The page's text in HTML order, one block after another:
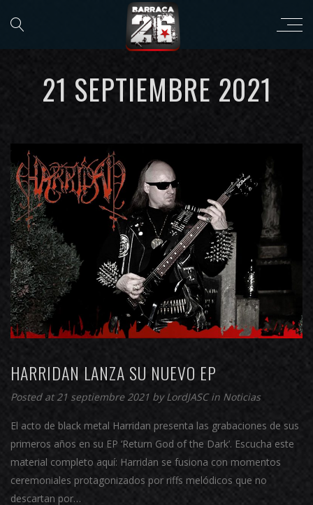
21 SEPTIEMBRE 2021
HARRIDAN LANZA SU NUEVO EP
Posted at 21 septiembre 2021 byLordJASCin Noticias
El acto de black metal Harridan presenta las grabaciones de sus
primeros años en su EP ‘Return God of the Dark’. Escucha este
material completo aquí: Harridan se fusiona con momentos
ceremoniales protagonizados por riffs melódicos que no
descartan por…